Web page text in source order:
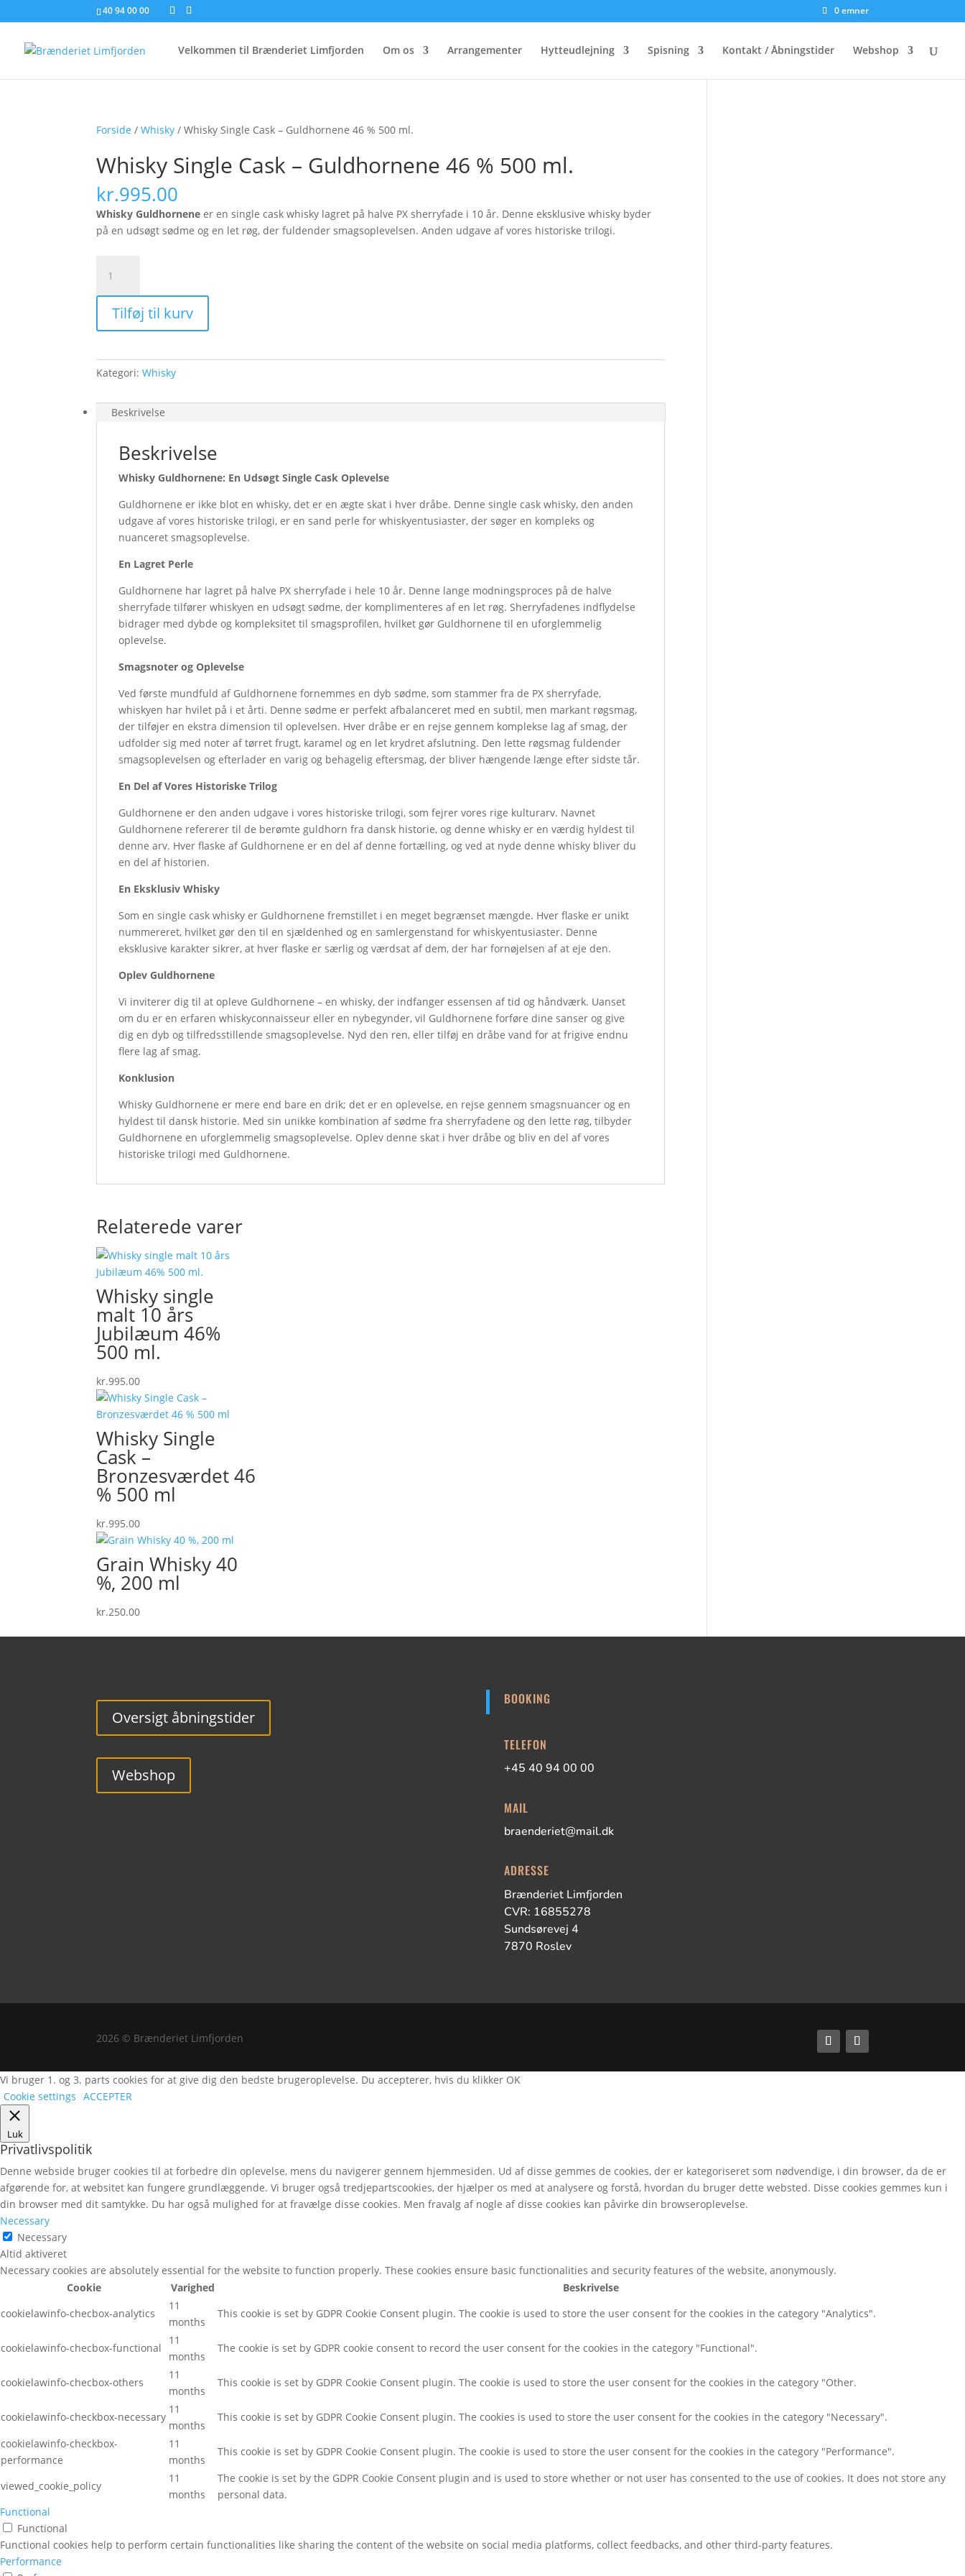
40 94 00 00 0 emner
Velkommen til Brænderiet Limfjorden Om os Arrangementer Hytteudlejning Spisning Kontakt / Åbningstider Webshop
Forside /Whisky / Whisky Single Cask – Guldhornene 46 % 500 ml.
Whisky Single Cask – Guldhornene 46 % 500 ml.
kr.995.00
Whisky Guldhornene er en single cask whisky lagret på halve PX sherryfade i 10 år. Denne eksklusive whisky byder
på en udsøgt sødme og en let røg, der fuldender smagsoplevelsen. Anden udgave af vores historiske trilogi.
Single
Cask
Guldhornene
%
500
antal
Tilføj til kurv
Kategori:Whisky
Beskrivelse
Beskrivelse
Whisky Guldhornene: En Udsøgt Single Cask Oplevelse
Guldhornene er ikke blot en whisky, det er en ægte skat i hver dråbe. Denne single cask whisky, den anden
udgave af vores historiske trilogi, er en sand perle for whiskyentusiaster, der søger en kompleks og
nuanceret smagsoplevelse.
En Lagret Perle
Guldhornene har lagret på halve PX sherryfade i hele 10 år. Denne lange modningsproces på de halve
sherryfade tilfører whiskyen en udsøgt sødme, der komplimenteres af en let røg. Sherryfadenes indflydelse
bidrager med dybde og kompleksitet til smagsprofilen, hvilket gør Guldhornene til en uforglemmelig
oplevelse.
Smagsnoter og Oplevelse
Ved første mundfuld af Guldhornene fornemmes en dyb sødme, som stammer fra de PX sherryfade,
whiskyen har hvilet på i et årti. Denne sødme er perfekt afbalanceret med en subtil, men markant røgsmag,
der tilføjer en ekstra dimension til oplevelsen. Hver dråbe er en rejse gennem komplekse lag af smag, der
udfolder sig med noter af tørret frugt, karamel og en let krydret afslutning. Den lette røgsmag fuldender
smagsoplevelsen og efterlader en varig og behagelig eftersmag, der bliver hængende længe efter sidste tår.
En Del af Vores Historiske Trilog
Guldhornene er den anden udgave i vores historiske trilogi, som fejrer vores rige kulturarv. Navnet
Guldhornene refererer til de berømte guldhorn fra dansk historie, og denne whisky er en værdig hyldest til
denne arv. Hver flaske af Guldhornene er en del af denne fortælling, og ved at nyde denne whisky bliver du
en del af historien.
En Eksklusiv Whisky
Som en single cask whisky er Guldhornene fremstillet i en meget begrænset mængde. Hver flaske er unikt
nummereret, hvilket gør den til en sjældenhed og en samlergenstand for whiskyentusiaster. Denne
eksklusive karakter sikrer, at hver flaske er særlig og værdsat af dem, der har fornøjelsen af at eje den.
Oplev Guldhornene
Vi inviterer dig til at opleve Guldhornene – en whisky, der indfanger essensen af tid og håndværk. Uanset
om du er en erfaren whiskyconnaisseur eller en nybegynder, vil Guldhornene forføre dine sanser og give
dig en dyb og tilfredsstillende smagsoplevelse. Nyd den ren, eller tilføj en dråbe vand for at frigive endnu
flere lag af smag.
Konklusion
Whisky Guldhornene er mere end bare en drik; det er en oplevelse, en rejse gennem smagsnuancer og en
hyldest til dansk historie. Med sin unikke kombination af sødme fra sherryfadene og den lette røg, tilbyder
Guldhornene en uforglemmelig smagsoplevelse. Oplev denne skat i hver dråbe og bliv en del af vores
historiske trilogi med Guldhornene.
Relaterede varer
Whisky single
malt 10 års
Jubilæum 46%
500 ml.
kr.995.00
Whisky Single
Cask –
Bronzesværdet 46
% 500 ml
kr.995.00
Grain Whisky 40
%, 200 ml
kr.250.00
Oversigt åbningstider
Webshop
BOOKING
TELEFON
+45 40 94 00 00
MAIL
braenderiet@mail.dk
ADRESSE
Brænderiet Limfjorden
CVR: 16855278
Sundsørevej 4
7870 Roslev
2026 © Brænderiet Limfjorden
Vi bruger 1. og 3. parts cookies for at give dig den bedste brugeroplevelse. Du accepterer, hvis du klikker OK
Cookie settings ACCEPTER
Luk
Privatlivspolitik
Denne webside bruger cookies til at forbedre din oplevelse, mens du navigerer gennem hjemmesiden. Ud af disse gemmes de cookies, der er kategoriseret som nødvendige, i din browser, da de er
afgørende for, at websitet kan fungere grundlæggende. Vi bruger også tredjepartscookies, der hjælper os med at analysere og forstå, hvordan du bruger dette websted. Disse cookies gemmes kun i
din browser med dit samtykke. Du har også mulighed for at fravælge disse cookies. Men fravalg af nogle af disse cookies kan påvirke din browseroplevelse.
Necessary
Necessary
Altid aktiveret
Necessary cookies are absolutely essential for the website to function properly. These cookies ensure basic functionalities and security features of the website, anonymously.
Cookie
Varighed
Beskrivelse
cookielawinfo-checbox-analytics
11
months
This cookie is set by GDPR Cookie Consent plugin. The cookie is used to store the user consent for the cookies in the category "Analytics".
cookielawinfo-checbox-functional
11
months
The cookie is set by GDPR cookie consent to record the user consent for the cookies in the category "Functional".
cookielawinfo-checbox-others
11
months
This cookie is set by GDPR Cookie Consent plugin. The cookie is used to store the user consent for the cookies in the category "Other.
cookielawinfo-checkbox-necessary
11
months
This cookie is set by GDPR Cookie Consent plugin. The cookies is used to store the user consent for the cookies in the category "Necessary".
cookielawinfo-checkbox-
performance
11
months
This cookie is set by GDPR Cookie Consent plugin. The cookie is used to store the user consent for the cookies in the category "Performance".
viewed_cookie_policy
11
months
The cookie is set by the GDPR Cookie Consent plugin and is used to store whether or not user has consented to the use of cookies. It does not store any
personal data.
Functional
Functional
Functional cookies help to perform certain functionalities like sharing the content of the website on social media platforms, collect feedbacks, and other third-party features.
Performance